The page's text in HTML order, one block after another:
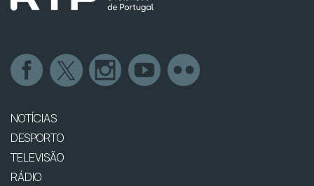
NOTÍCIAS
DESPORTO
TELEVISÃO
RÁDIO